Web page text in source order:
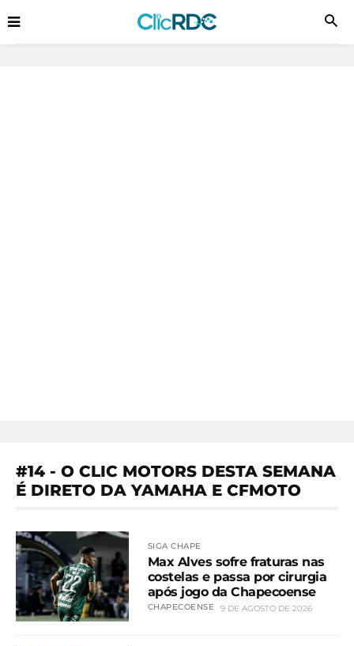
#14 - O CLIC MOTORS DESTA SEMANA
É DIRETO DA YAMAHA E CFMOTO
SIGA CHAPE
Max Alves sofre fraturas nas
costelas e passa por cirurgia
após jogo da Chapecoense
CHAPECOENSE 9 DE AGOSTO DE 2026